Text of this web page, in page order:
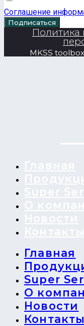
Соглашение
Подписаться
Политика
MKSS
Главная
Super
О
Новости
Контакты